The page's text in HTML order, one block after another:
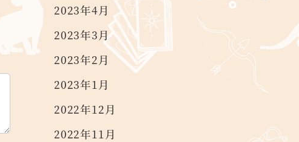
2023年4月
2023年3月
2023年2月
2023年1月
2022年12月
2022年11月